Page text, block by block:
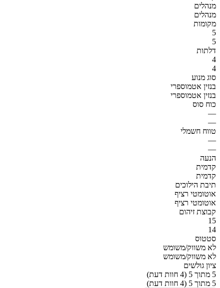
מנהלים
מנהלים
מקומות
5
5
דלתות
4
4
סוג מנוע
בנזין אטמוספרי
בנזין אטמוספרי
כוח סוס
—
—
טווח חשמלי
—
—
הנעה
קדמית
קדמית
תיבת הילוכים
אוטומטי רציף
אוטומטי רציף
קבוצת זיהום
15
14
סטטוס
לא משווק/משומש
לא משווק/משומש
ציון גולשים
5 מתוך 5 (4 חוות דעת)
5 מתוך 5 (4 חוות דעת)